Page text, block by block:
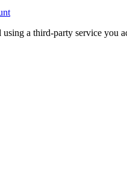
a third-party service you